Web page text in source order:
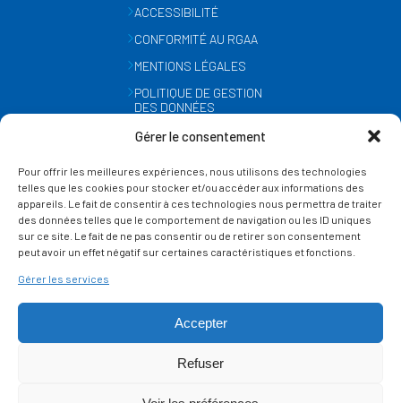
Gérer le consentement
Pour offrir les meilleures expériences, nous utilisons des technologies
telles que les cookies pour stocker et/ou accéder aux informations des
appareils. Le fait de consentir à ces technologies nous permettra de traiter
des données telles que le comportement de navigation ou les ID uniques
sur ce site. Le fait de ne pas consentir ou de retirer son consentement
peut avoir un effet négatif sur certaines caractéristiques et fonctions.
Gérer les services
Accepter
Refuser
ACCESSIBILITÉ
CONFORMITÉ AU RGAA
MENTIONS LÉGALES
POLITIQUE DE GESTION
DES DONNÉES
GESTION DES COOKIES
SUIVEZ-NOUS
SUR LES RÉSEAUX
Ce site est protégé par reCAPTCHA et lapolitique de vie privée